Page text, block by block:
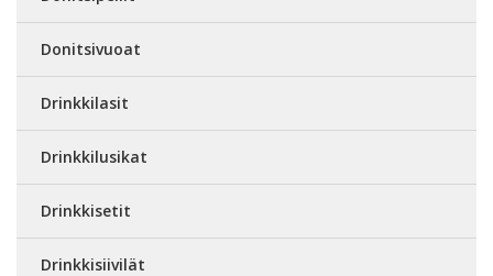
Donitsivuoat
Drinkkilasit
Drinkkilusikat
Drinkkisetit
Drinkkisiivilät